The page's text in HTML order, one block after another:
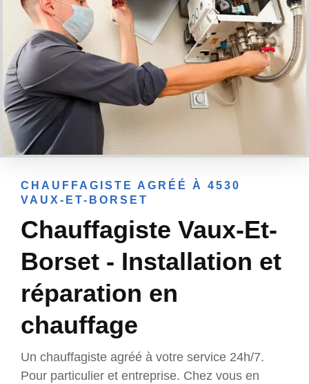
CHAUFFAGISTE AGRÉÉ À 4530
VAUX-ET-BORSET
Chauffagiste Vaux-Et-
Borset - Installation et
réparation en
chauffage
Un chauffagiste agréé à votre service 24h/7.
Pour particulier et entreprise. Chez vous en